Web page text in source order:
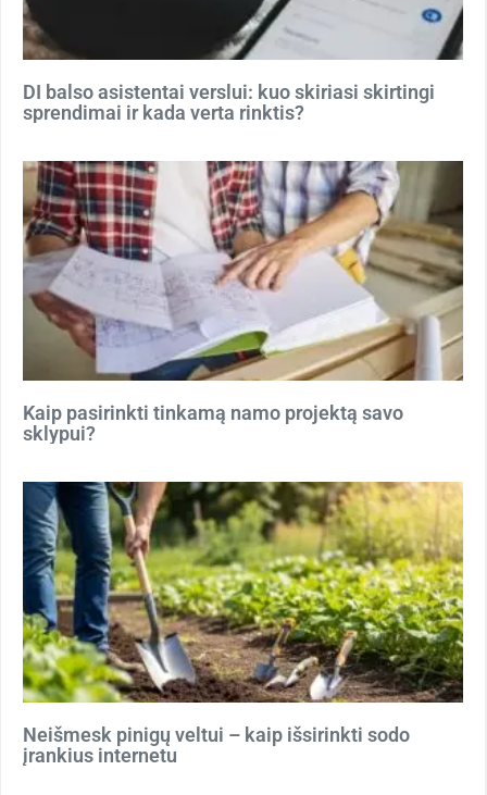
DI balso asistentai verslui: kuo skiriasi skirtingi
sprendimai ir kada verta rinktis?
Kaip pasirinkti tinkamą namo projektą savo
sklypui?
Neišmesk pinigų veltui – kaip išsirinkti sodo
įrankius internetu